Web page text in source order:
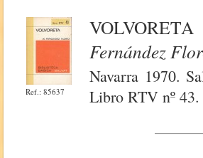
Ref.: 85637
VOLVORETA
Fernández
Navarra 1970.
Libro RTV nº